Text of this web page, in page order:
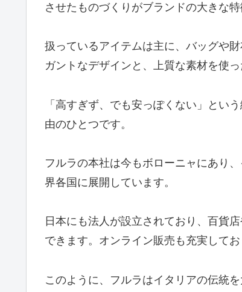
させたものづくりがブランドの大きな特
扱っているアイテムは主に、バッグや
ガントなデザインと、上質な素材を使
「高すぎず、でも安っぽくない」とい
由のひとつです。
フルラの本社は今もボローニャにあり
界各国に展開しています。
日本にも法人が設立されており、百貨
できます。オンライン販売も充実して
このように、フルラはイタリアの伝統